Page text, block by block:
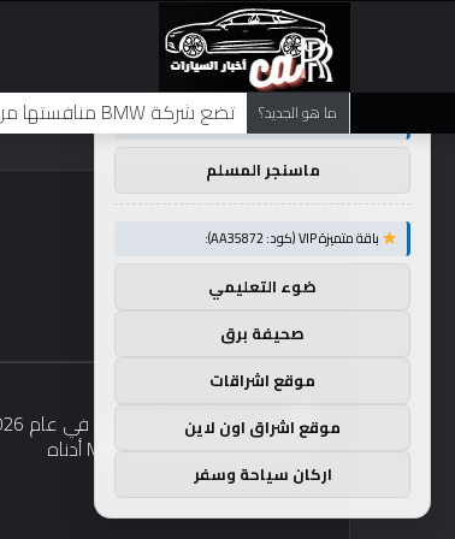
ما هو الجديد؟ تضع شركة BMW منافستها من الفئة G في حالة انتظار مع وصول الرياح المعاكسة في الصين إلى موطنها
توصيات :
باقة متميزة VIP (كود: AA26790):
ماسنجر المسلم
باقة متميزة VIP (كود: AA35872):
ضوء التعليمي
صحيفة برق
موقع اشراقات
موقع اشراق اون لاين
اركان سياحة وسفر